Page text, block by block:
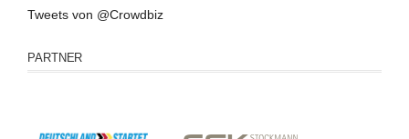
Tweets von @Crowdbiz
PARTNER